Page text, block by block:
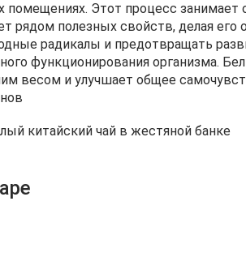
Этот процесс занимает
рядом полезных свойств, делая
радикалы и предотвращать
функционирования организма.
весом и улучшает общее
китайский чай в жестяной банке